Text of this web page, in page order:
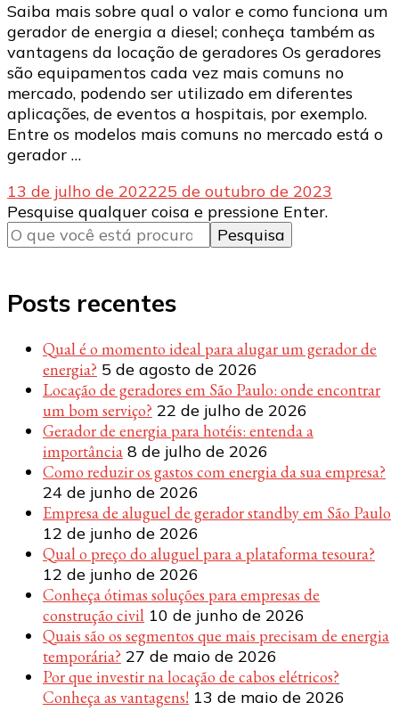
Saiba mais sobre qual o valor e como funciona um
gerador de energia a diesel; conheça também as
vantagens da locação de geradores Os geradores
são equipamentos cada vez mais comuns no
mercado, podendo ser utilizado em diferentes
aplicações, de eventos a hospitais, por exemplo.
Entre os modelos mais comuns no mercado está o
gerador …
13 de julho de 202225 de outubro de 2023
Procurando
algo?
Pesquise qualquer coisa e pressione Enter.
Posts recentes
Qual é o momento ideal para alugar um gerador de
energia? 5 de agosto de 2026
Locação de geradores em São Paulo: onde encontrar
um bom serviço? 22 de julho de 2026
Gerador de energia para hotéis: entenda a
importância 8 de julho de 2026
Como reduzir os gastos com energia da sua empresa?
24 de junho de 2026
Empresa de aluguel de gerador standby em São Paulo
12 de junho de 2026
Qual o preço do aluguel para a plataforma tesoura?
12 de junho de 2026
Conheça ótimas soluções para empresas de
construção civil 10 de junho de 2026
Quais são os segmentos que mais precisam de energia
temporária? 27 de maio de 2026
Por que investir na locação de cabos elétricos?
Conheça as vantagens! 13 de maio de 2026